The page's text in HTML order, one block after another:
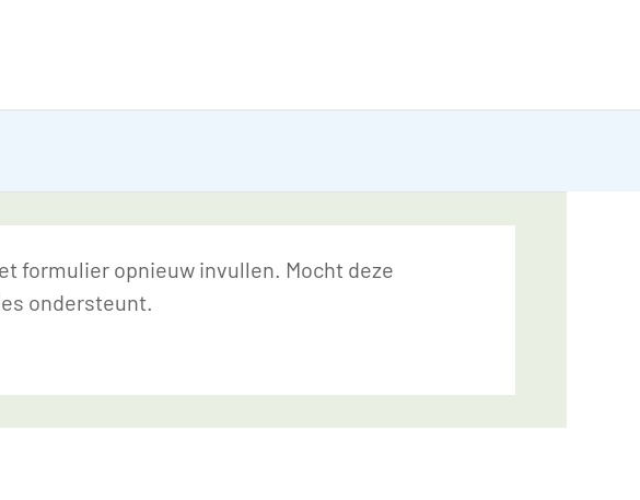
formulier opnieuw invullen. Mocht deze
ondersteunt.